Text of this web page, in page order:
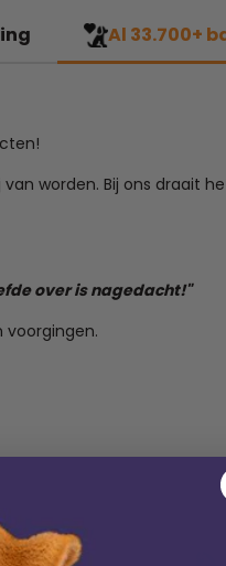
Al 33.700+
worden. Bij ons draait
over is nagedacht!"